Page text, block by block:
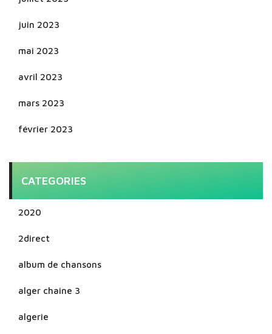
juin 2023
mai 2023
avril 2023
mars 2023
février 2023
CATEGORIES
2020
2direct
album de chansons
alger chaine 3
algerie